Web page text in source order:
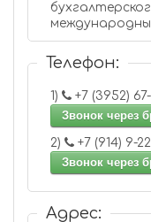
Телефон:
1)
+7
Звонок через
2)
+7
Звонок через
Адрес: